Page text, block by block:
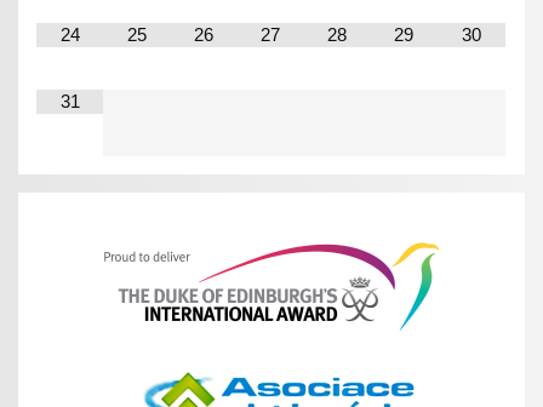
24 25 26 27 28 29 30
31